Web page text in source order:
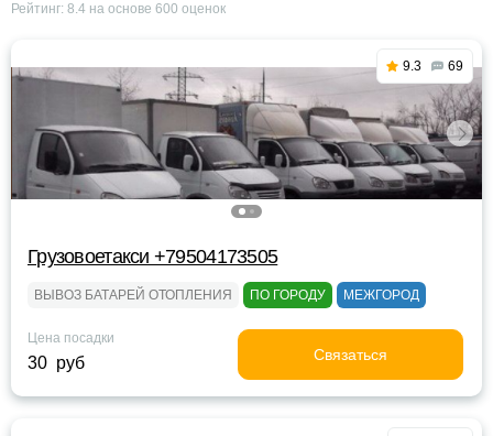
Рейтинг: 8.4 на основе 600 оценок
9.3 69
Грузовоетакси +79504173505
ВЫВОЗ БАТАРЕЙ ОТОПЛЕНИЯ ПО ГОРОДУ МЕЖГОРОД
Цена посадки
30 руб Связаться